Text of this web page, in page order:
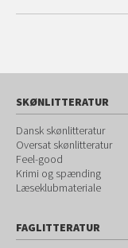
SKØNLITTERATUR
Dansk skønlitteratur
Oversat skønlitteratur
Feel-good
Krimi og spænding
Læseklubmateriale
FAGLITTERATUR